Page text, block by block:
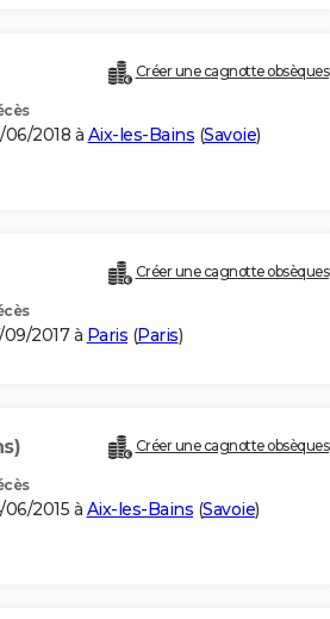
Créer une cagnotte obsèques
06/2018 à Aix-les-Bains (Savoie)
Créer une cagnotte obsèques
09/2017 à Paris (Paris)
Créer une cagnotte obsèques
06/2015 à Aix-les-Bains (Savoie)